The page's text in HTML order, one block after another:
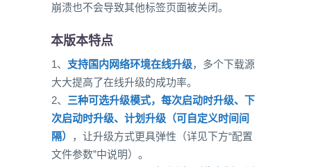
崩溃也不会导致其他标签页面被关闭。
本版本特点
1、 支持国内网络环境在线升级，多个下载源
大大提高了在线升级的成功率。
2、 三种可选升级模式，每次启动时升级、下
次启动时升级、计划升级（可自定义时间间
隔）
，让升级方式更具弹性（详见下方“配置
文件参数”中说明）。